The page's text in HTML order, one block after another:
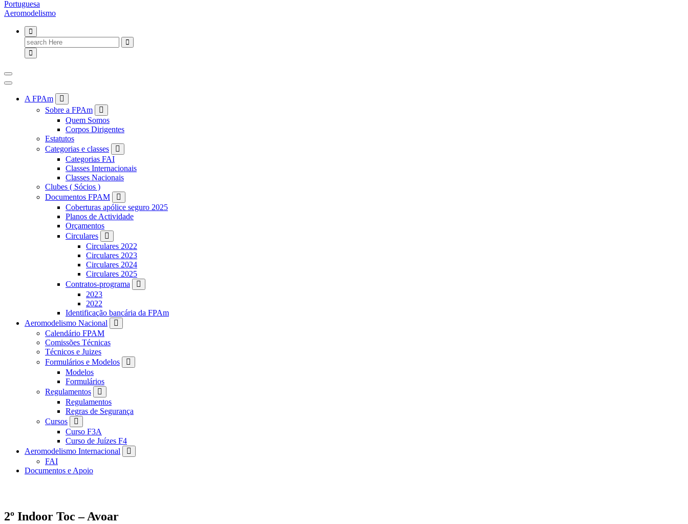
FPAM
Search
for:
A FPAm
Sobre a FPAm
Quem Somos
Corpos Dirigentes
Estatutos
Categorias e classes
Categorias FAI
Classes Internacionais
Classes Nacionais
Clubes ( Sócios )
Documentos FPAM
Coberturas apólice seguro 2025
Planos de Actividade
Orçamentos
Circulares
Circulares 2022
Circulares 2023
Circulares 2024
Circulares 2025
Contratos-programa
2023
2022
Identificação bancária da FPAm
Aeromodelismo Nacional
Calendário FPAM
Comissões Técnicas
Técnicos e Juizes
Formulários e Modelos
Modelos
Formulários
Regulamentos
Regulamentos
Regras de Segurança
Cursos
Curso F3A
Curso de Juízes F4
Aeromodelismo Internacional
FAI
Documentos e Apoio
2º Indoor Toc – Avoar